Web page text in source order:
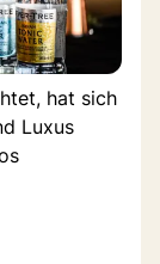
hat sich
Luxus